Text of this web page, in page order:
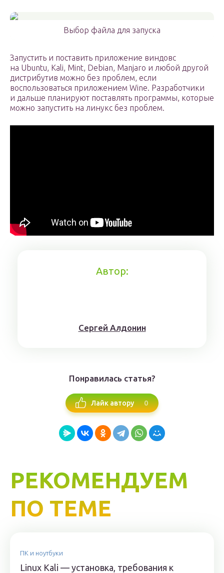
Выбор файла для запуска
Запустить и поставить приложение виндовс
на Ubuntu, Kali, Mint, Debian, Manjaro и любой другой
дистрибутив можно без проблем, если
воспользоваться приложением Wine. Разработчики
и дальше планируют поставлять программы, которые
можно запустить на линукс без проблем.
Автор:
Сергей Алдонин
Понравилась статья?
Лайк автору 0
РЕКОМЕНДУЕМ
ПО ТЕМЕ
ПК и ноутбуки
Linux Kali — установка, требования к